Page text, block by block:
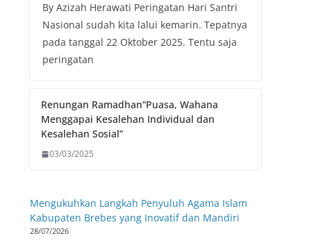
By Azizah Herawati Peringatan Hari Santri
Nasional sudah kita lalui kemarin. Tepatnya
pada tanggal 22 Oktober 2025. Tentu saja
peringatan
Renungan Ramadhan“Puasa, Wahana
Menggapai Kesalehan Individual dan
Kesalehan Sosial”
03/03/2025
Mengukuhkan Langkah Penyuluh Agama Islam
Kabupaten Brebes yang Inovatif dan Mandiri
28/07/2026